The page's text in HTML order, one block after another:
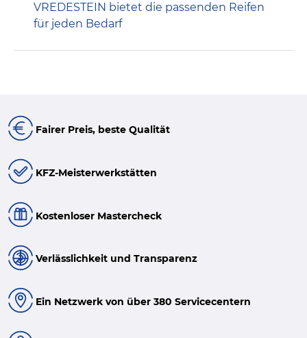
VREDESTEIN bietet die passenden Reifen
für jeden Bedarf
Fairer Preis, beste Qualität
KFZ-Meisterwerkstätten
Kostenloser Mastercheck
Verlässlichkeit und Transparenz
Ein Netzwerk von über 380 Servicecentern